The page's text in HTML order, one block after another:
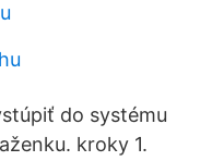
do systému
kroky 1.